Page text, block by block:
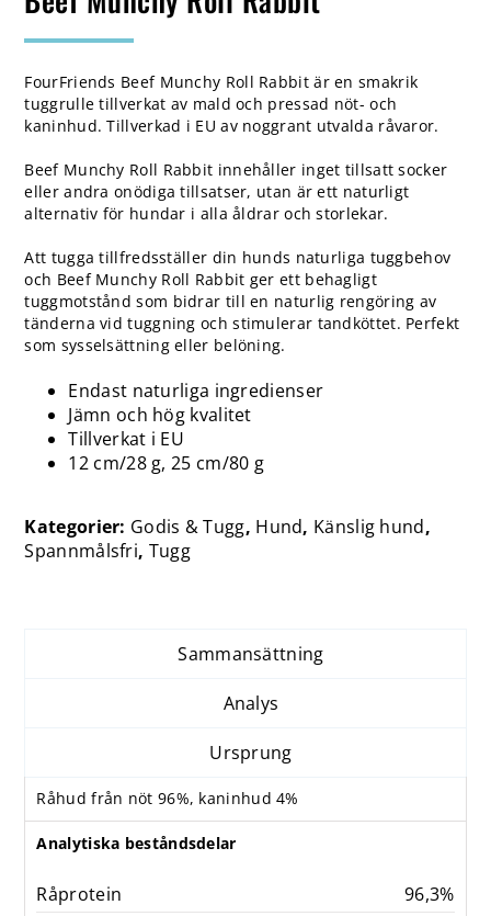
FourFriends Beef Munchy Roll Rabbit är en smakrik
tuggrulle tillverkat av mald och pressad nöt- och
kaninhud. Tillverkad i EU av noggrant utvalda råvaror.
Beef Munchy Roll Rabbit innehåller inget tillsatt socker
eller andra onödiga tillsatser, utan är ett naturligt
alternativ för hundar i alla åldrar och storlekar.
Att tugga tillfredsställer din hunds naturliga tuggbehov
och Beef Munchy Roll Rabbit ger ett behagligt
tuggmotstånd som bidrar till en naturlig rengöring av
tänderna vid tuggning och stimulerar tandköttet. Perfekt
som sysselsättning eller belöning.
Endast naturliga ingredienser
Jämn och hög kvalitet
Tillverkat i EU
12 cm/28 g, 25 cm/80 g
Kategorier: Godis & Tugg, Hund, Känslig hund,
Spannmålsfri, Tugg
Sammansättning
Analys
Ursprung
Råhud från nöt 96%, kaninhud 4%
Analytiska beståndsdelar
Råprotein
96,3%